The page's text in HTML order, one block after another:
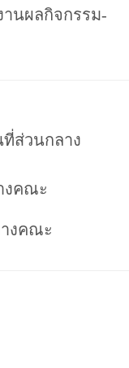
นผลกิจกรรม-
ส่วนกลาง
งคณะ
งคณะ